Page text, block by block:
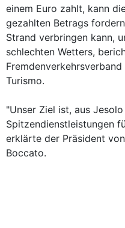
einem Euro zahlt, kann
gezahlten Betrags
Strand verbringen kann,
schlechten Wetters,
Turismo.
"Unser Ziel ist, aus
Spitzendienstleistungen
erklärte der Präsident
Boccato.